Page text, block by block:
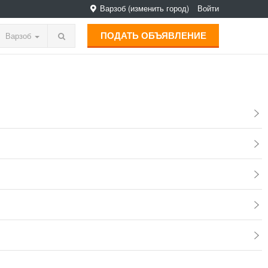
Варзоб (изменить город) Войти
Варзоб ПОДАТЬ ОБЪЯВЛЕНИЕ